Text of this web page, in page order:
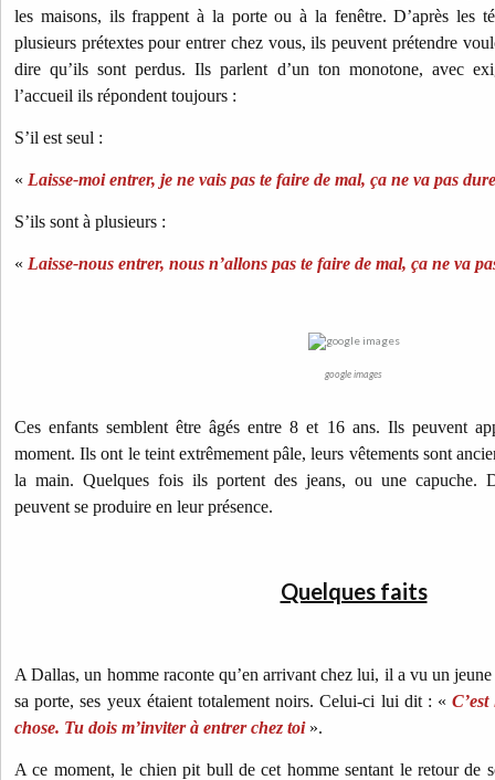
les maisons, ils frappent à la porte ou à la fenêtre.D’après les
plusieurs prétextes pour entrer chez vous, ils peuvent prétendre
dire qu’ils sont perdus.Ils parlent d’un ton monotone, avec
l’accueil ils répondent toujours :
S’il est seul :
« Laisse-moi entrer, je ne vais pas te faire de mal, ça ne va pas
S’ils sont à plusieurs :
« Laisse-nous entrer, nous n’allons pas te faire de mal, ça ne va
google images
Ces enfants semblent être âgés entre 8 et 16 ans. Ils peuvent
moment. Ils ont le teint extrêmement pâle, leurs vêtements sont
la main. Quelques fois ils portent des jeans, ou une capuche.
peuvent se produire en leur présence.
Quelques faits
A Dallas, un homme raconte qu’en arrivant chez lui, il a vu un
sa porte, ses yeux étaient totalement noirs. Celui-ci lui dit : «
chose. Tu dois m’inviter à entrer chez toi ».
A ce moment, le chien pit bull de cet homme sentant le retour de